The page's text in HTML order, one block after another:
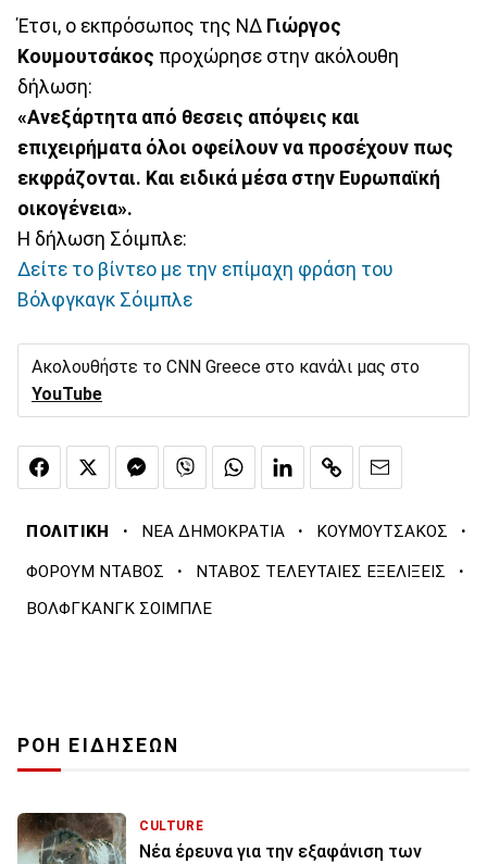
Έτσι, ο εκπρόσωπος της ΝΔ Γιώργος
Κουμουτσάκος προχώρησε στην ακόλουθη
δήλωση:
«Ανεξάρτητα από θεσεις απόψεις και
επιχειρήματα όλοι οφείλουν να προσέχουν πως
εκφράζονται. Και ειδικά μέσα στην Ευρωπαϊκή
οικογένεια».
H δήλωση Σόιμπλε:
Δείτε το βίντεο με την επίμαχη φράση του
Βόλφγκαγκ Σόιμπλε
Ακολουθήστε το CNN Greece στο κανάλι μας στο
YouTube
ΠΟΛΙΤΙΚΗ · ΝΕΑ ΔΗΜΟΚΡΑΤΙΑ · ΚΟΥΜΟΥΤΣΑΚΟΣ ·
ΦΟΡΟΥΜ ΝΤΑΒΟΣ · ΝΤΑΒΟΣ ΤΕΛΕΥΤΑΙΕΣ ΕΞΕΛΙΞΕΙΣ ·
ΒΟΛΦΓΚΑΝΓΚ ΣΟΙΜΠΛΕ
ΡΟΗ ΕΙΔΗΣΕΩΝ
CULTURE
Νέα έρευνα για την εξαφάνιση των